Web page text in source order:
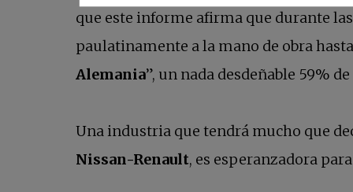
que este informe afirma que durante
paulatinamente a la mano de obra
Alemania”, un nada desdeñable 59%
Una industria que tendrá mucho que
Nissan-Renault, es esperanzadora